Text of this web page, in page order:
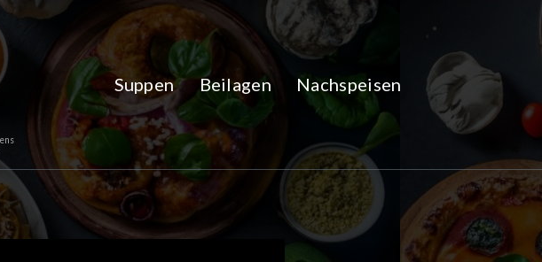
Suppen Beilagen Nachspeisen